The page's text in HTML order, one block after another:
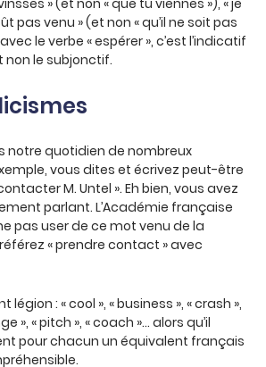
» (et non « que tu viennes »), « je
pas venu » (et non « qu’il ne soit pas
le verbe « espérer », c’est l’indicatif
non le subjonctif.
notre quotidien de nombreux
vous dites et écrivez peut-être
M. Untel ». Eh bien, vous avez
parlant. L’Académie française
pas user de ce mot venu de la
« prendre contact » avec
légion : « cool », « business », « crash »,
», « pitch », « coach »… alors qu’il
pour chacun un équivalent français